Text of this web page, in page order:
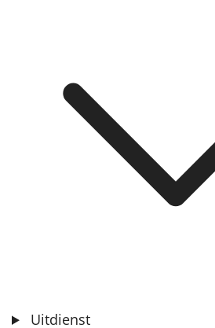
Uitdienst